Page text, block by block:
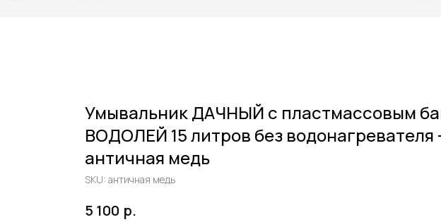
Умывальник ДАЧНЫЙ с пластмассовым
ВОДОЛЕЙ 15 литров без водонагревателя
античная медь
SKU: античная медь
5 100 р.